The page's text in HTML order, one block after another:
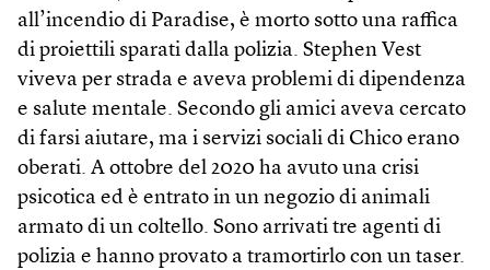
all’incendio di Paradise, è morto sotto una raffica
di proiettili sparati dalla polizia. Stephen Vest
viveva per strada e aveva problemi di dipendenza
e salute mentale. Secondo gli amici aveva cercato
di farsi aiutare, ma i servizi sociali di Chico erano
oberati. A ottobre del 2020 ha avuto una crisi
psicotica ed è entrato in un negozio di animali
armato di un coltello. Sono arrivati tre agenti di
polizia e hanno provato a tramortirlo con un taser.